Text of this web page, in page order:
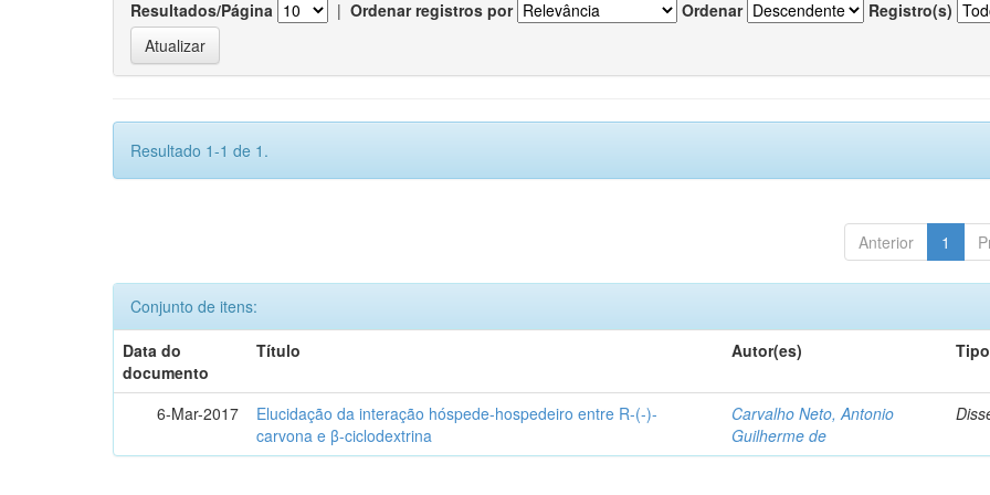
Resultados/Página | Ordenar registros por Ordenar Registro(s)
Resultado 1-1 de 1.
Anterior 1
Conjunto de itens:
Data do
documento
Título Autor(es) Tipo
6-Mar-2017
Elucidação da interação hóspede-hospedeiro entre R-(-)-
carvona e β-ciclodextrina
Carvalho Neto, Antonio
Guilherme de